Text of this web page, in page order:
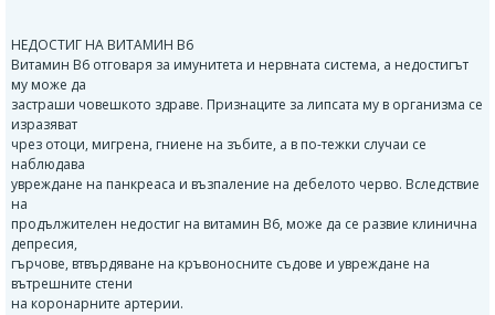
НЕДОСТИГ НА ВИТАМИН B6
Витамин B6 отговаря за имунитета и нервната система, а недостигът
му може да
застраши човешкото здраве. Признаците за липсата му в организма се
изразяват
чрез отоци, мигрена, гниене на зъбите, а в по-тежки случаи се
наблюдава
увреждане на панкреаса и възпаление на дебелото черво. Вследствие
на
продължителен недостиг на витамин B6, може да се развие клинична
депресия,
гърчове, втвърдяване на кръвоносните съдове и увреждане на
вътрешните стени
на коронарните артерии.